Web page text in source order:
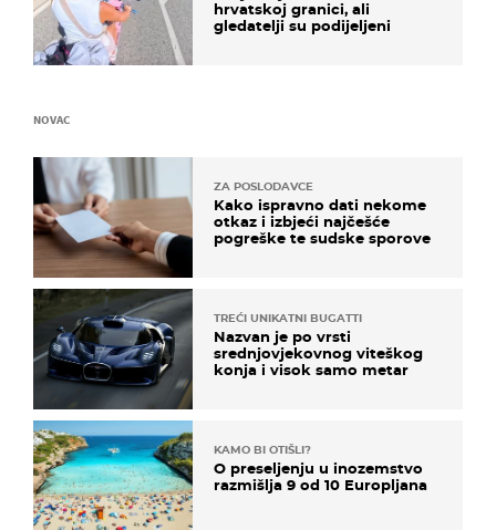
hrvatskoj granici, ali
gledatelji su podijeljeni
NOVAC
ZA POSLODAVCE
Kako ispravno dati nekome
otkaz i izbjeći najčešće
pogreške te sudske sporove
TREĆI UNIKATNI BUGATTI
Nazvan je po vrsti
srednjovjekovnog viteškog
konja i visok samo metar
KAMO BI OTIŠLI?
O preseljenju u inozemstvo
razmišlja 9 od 10 Europljana